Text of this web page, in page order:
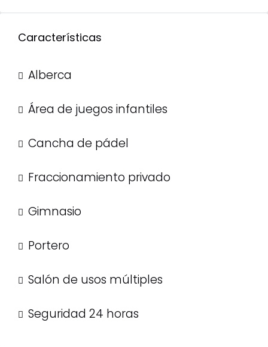
Características
Alberca
Área de juegos infantiles
Cancha de pádel
Fraccionamiento privado
Gimnasio
Portero
Salón de usos múltiples
Seguridad 24 horas